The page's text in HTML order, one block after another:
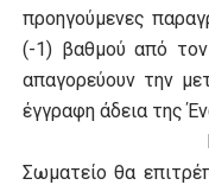
προηγούμενες
(-1) βαθμού από
απαγορεύουν την
έγγραφη άδεια της
Η
Σωματείο θα